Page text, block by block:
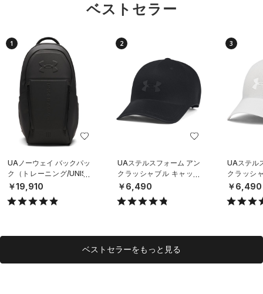
ベストセラー
1
UAノーウェイ バックパッ
ク（トレーニング/UNISE
X）
￥19,910
2
UAステルスフォーム アン
クラッシャブル キャップ
（ライフスタイル/UNISE
X）
￥6,490
3
UAステル
クラッシ
（ライフ
X）
￥6,490
ベストセラーをもっと見る